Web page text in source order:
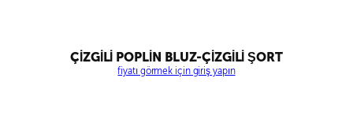
ÇİZGİLİ POPLİN BLUZ-ÇİZGİLİ ŞORT
fiyatı görmek için giriş yapın